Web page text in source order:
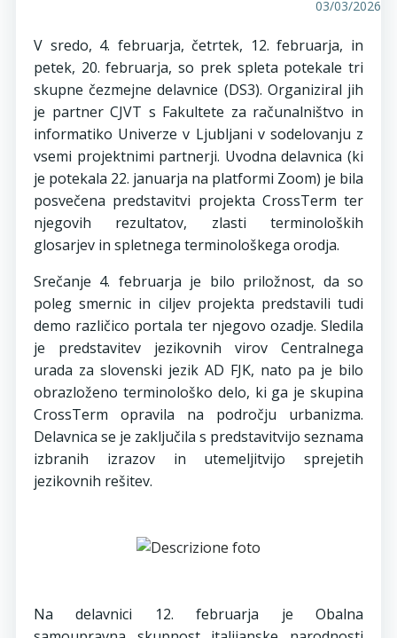
03/03/2026
V sredo, 4. februarja, četrtek, 12. februarja, in
petek, 20. februarja, so prek spleta potekale tri
skupne čezmejne delavnice (DS3). Organiziral jih
je partner CJVT s Fakultete za računalništvo in
informatiko Univerze v Ljubljani v sodelovanju z
vsemi projektnimi partnerji. Uvodna delavnica (ki
je potekala 22. januarja na platformi Zoom) je bila
posvečena predstavitvi projekta CrossTerm ter
njegovih rezultatov, zlasti terminoloških
glosarjev in spletnega terminološkega orodja.
Srečanje 4. februarja je bilo priložnost, da so
poleg smernic in ciljev projekta predstavili tudi
demo različico portala ter njegovo ozadje. Sledila
je predstavitev jezikovnih virov Centralnega
urada za slovenski jezik AD FJK, nato pa je bilo
obrazloženo terminološko delo, ki ga je skupina
CrossTerm opravila na področju urbanizma.
Delavnica se je zaključila s predstavitvijo seznama
izbranih izrazov in utemeljitvijo sprejetih
jezikovnih rešitev.
Na delavnici 12. februarja je Obalna